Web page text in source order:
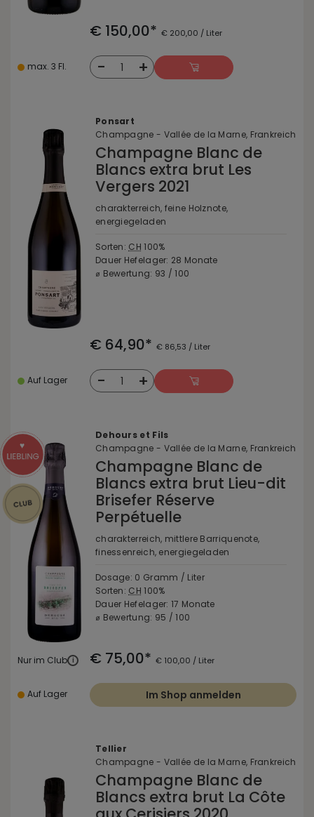
€ 150,00* € 200,00 / Liter
max. 3 Fl. - 1 +
Ponsart
Champagne - Vallée de la Marne, Frankreich
Champagne Blanc de
Blancs extra brut Les
Vergers 2021
charakterreich, feine Holznote,
energiegeladen
Sorten: CH 100%
Dauer Hefelager: 28 Monate
⌀ Bewertung: 93 / 100
€ 64,90* € 86,53 / Liter
Auf Lager - 1 +
Dehours et Fils
Champagne - Vallée de la Marne, Frankreich
Champagne Blanc de
Blancs extra brut Lieu-dit
Brisefer Réserve
Perpétuelle
charakterreich, mittlere Barriquenote,
finessenreich, energiegeladen
Dosage: 0 Gramm / Liter
Sorten: CH 100%
Dauer Hefelager: 17 Monate
⌀ Bewertung: 95 / 100
Nur im Club i € 75,00* € 100,00 / Liter
Auf Lager Im Shop anmelden
Tellier
Champagne - Vallée de la Marne, Frankreich
Champagne Blanc de
Blancs extra brut La Côte